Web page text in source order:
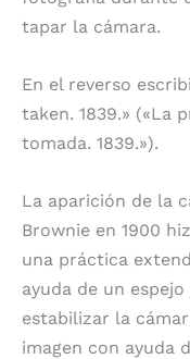
tapar la cámara.
En el reverso
taken. 1839.» («La
tomada. 1839.»).
La aparición de la
Brownie en 1900
una práctica
ayuda de un
estabilizar la
imagen con ayuda